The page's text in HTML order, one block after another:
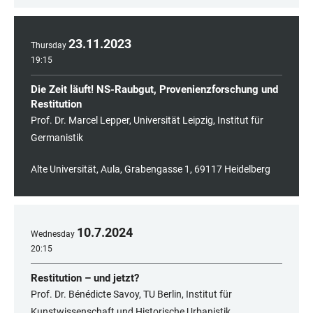
Thursday 23.11.2023
19:15
Die Zeit läuft! NS-Raubgut, Provenienzforschung und
Restitution
Prof. Dr. Marcel Lepper, Universität Leipzig, Institut für
Germanistik
Alte Universität, Aula, Grabengasse 1, 69117 Heidelberg
Wednesday 10.7.2024
20:15
Restitution – und jetzt?
Prof. Dr. Bénédicte Savoy, TU Berlin, Institut für